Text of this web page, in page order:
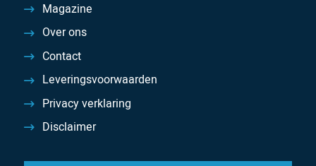
Magazine
Over ons
Contact
Leveringsvoorwaarden
Privacy verklaring
Disclaimer